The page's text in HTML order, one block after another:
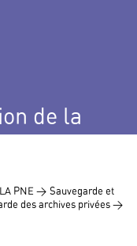
de la
LA PNE > Sauvegarde et
des archives privées >